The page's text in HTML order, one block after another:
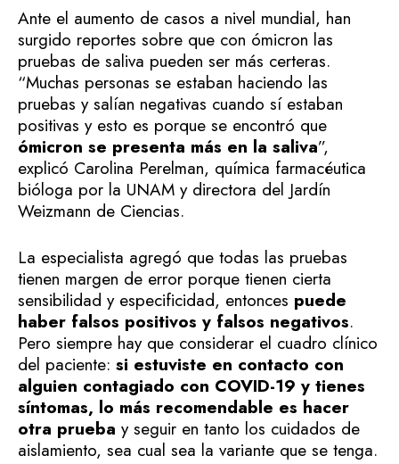
Ante el aumento de casos a nivel mundial, han
surgido reportes sobre que con ómicron las
pruebas de saliva pueden ser más certeras.
“Muchas personas se estaban haciendo las
pruebas y salían negativas cuando sí estaban
positivas y esto es porque se encontró que
ómicron se presenta más en la saliva”,
explicó Carolina Perelman, química farmacéutica
bióloga por la UNAM y directora del Jardín
Weizmann de Ciencias.
La especialista agregó que todas las pruebas
tienen margen de error porque tienen cierta
sensibilidad y especificidad, entonces puede
haber falsos positivos y falsos negativos.
Pero siempre hay que considerar el cuadro clínico
del paciente: si estuviste en contacto con
alguien contagiado con COVID-19 y tienes
síntomas, lo más recomendable es hacer
otra prueba y seguir en tanto los cuidados de
aislamiento, sea cual sea la variante que se tenga.